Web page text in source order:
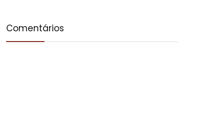
Comentários